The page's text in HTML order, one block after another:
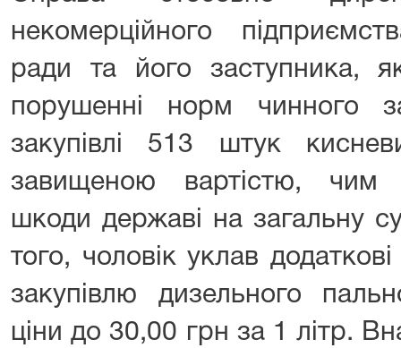
некомерційного
ради та його заступника,
порушенні норм чинного
закупівлі 513 штук
завищеною вартістю, чим
шкоди державі на загальну
того, чоловік уклав
закупівлю дизельного
ціни до 30,00 грн за 1 літр.